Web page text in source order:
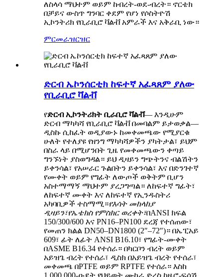
ለስላሳ ማህተም ወይም ከብረት-ወደ-ብረት። ኖርቴክ
በቻይና ውስጥ ግንባር ቀደም የሆነ የሶስትዮሽ
ኢኮንትሪክ የቢራቢሮ ቫልቭ አምራች እና አቅራቢ ነው።
ምርመራዝርዝር
ድርብ ኤኮንሰርቲክ ከፍተኛ አፈጻጸም ያለው
የቢራቢሮ ቫልቭ
የድርብ ኢኮንትሪክት ቢራቢሮ ቫልቭ— እንዲሁም
ድርብ ማካካሻ የቢራቢሮ ቫልቭ በመባልም ይታወቃል—
ዲስኩ ሲከፈት ወዲያውኑ ከመቀመጫው የሚያርቁ
ሁለት የተለያዩ የዘንግ ማካካሻዎችን ያካትታል፣ ይህም
በስራ ላይ በሚሆንበት ጊዜ የመቀመጫውን ቀጣይ
ግንኙነት ያስወግዳል። ይህ ዲዛይን ግጭትንና ብልሽትን
ይቀንሳል፣ የአሠራር ጉልበትን ይቀንሳል፣ እና በድንገተኛ
የሙቀት ወይም የግፊት ለውጦች ወቅትም ቢሆን
አስተማማኝ ማህተም ያረጋግጣል። ለከፍተኛ ግፊት፣
ለከፍተኛ ሙቀት እና ለከፍተኛ የኢንዱስትሪ
አካባቢዎች ተስማሚ።የእሳት መከላከያ
ዲዛይን፣የኤቴክስ የምስክር ወረቀት፣በANSI ክፍል
150/300/600 እና PN16–PN100 ደረጃ የተሰጠው፣
የመጠን ክልል DN50–DN1800 (2″–72″)። በኤፒአይ
609፣ ፊት ለፊት ANSI B16.10፣ የግፊት-ሙቀት
በASME B16.34 የተሰራ። በካርቦን ብረት ወይም
አይዝጌ ብረት የተሰራ፣ ዲስክ በአይዝጌ ብረት የተሰራ፣
መቀመጫ በPTFE ወይም RPTFE የተሰራ። እስከ
1,000,000-ዑደት የህይወት ሙከራ ድረስ ከዜሮ-ፍሳሽ